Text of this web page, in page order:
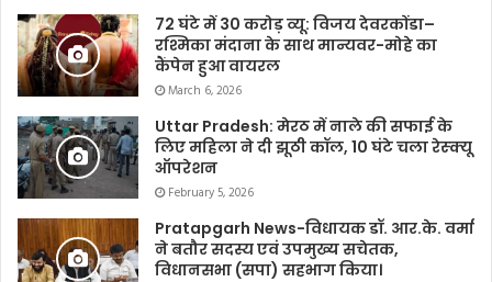
72 घंटे में 30 करोड़ व्यू: विजय देवरकोंडा–
रश्मिका मंदाना के साथ मान्यवर-मोहे का
कैंपेन हुआ वायरल
March 6, 2026
Uttar Pradesh: मेरठ में नाले की सफाई के
लिए महिला ने दी झूठी कॉल, 10 घंटे चला रेस्क्यू
ऑपरेशन
February 5, 2026
Pratapgarh News-विधायक डॉ. आर.के. वर्मा
ने बतौर सदस्य एवं उपमुख्य सचेतक,
विधानसभा (सपा) सहभाग किया।